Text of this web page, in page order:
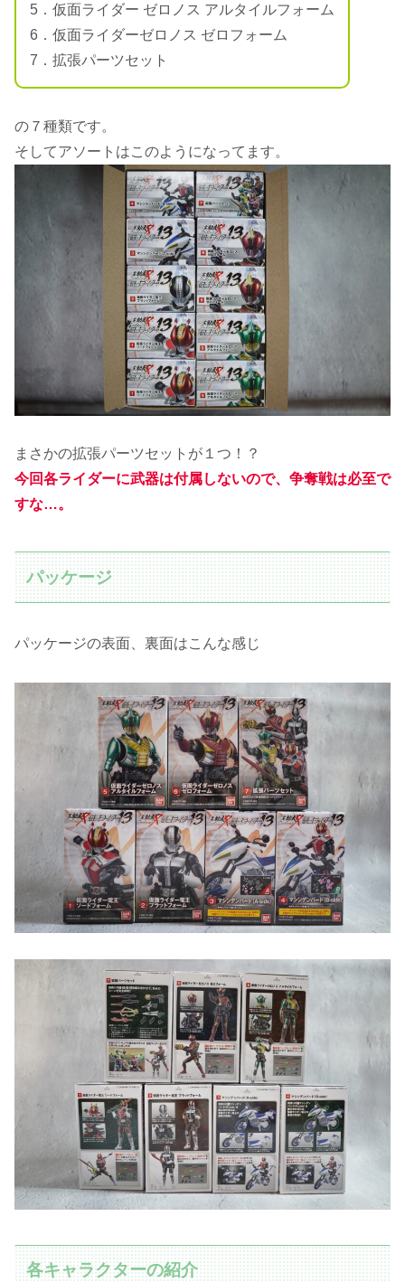
5．仮面ライダー ゼロノス アルタイルフォーム
6．仮面ライダーゼロノス ゼロフォーム
7．拡張パーツセット
の７種類です。
そしてアソートはこのようになってます。
まさかの拡張パーツセットが１つ！？
今回各ライダーに武器は付属しないので、争奪戦は必至で
すな…。
パッケージ
パッケージの表面、裏面はこんな感じ
各キャラクターの紹介